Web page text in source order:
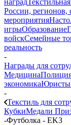
России, регионов,
мероприятия
игрыОбразование
войскСемейные
реальность
-
Награды для
Медицина
экономикаЮристы
-
Текстиль для
КубкиМедали
-Футболка - EK3